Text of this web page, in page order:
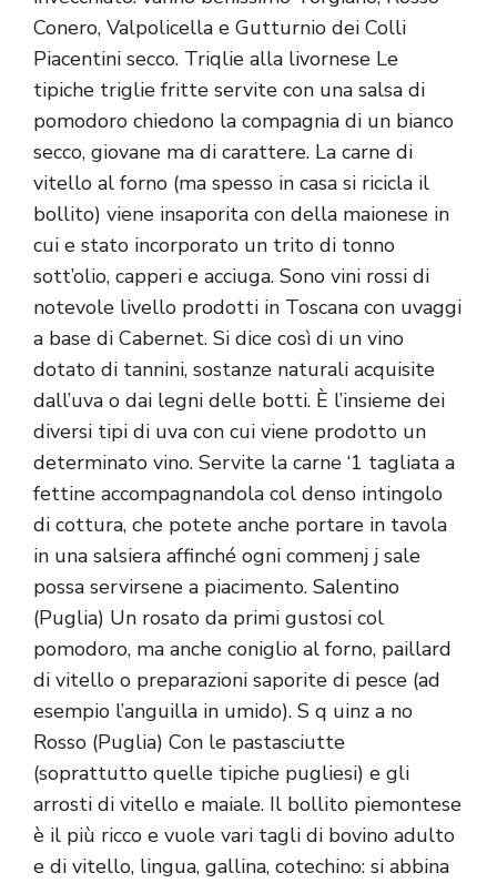
Conero, Valpolicella e Gutturnio dei Colli
Piacentini secco. Triqlie alla livornese Le
tipiche triglie fritte servite con una salsa di
pomodoro chiedono la compagnia di un bianco
secco, giovane ma di carattere. La carne di
vitello al forno (ma spesso in casa si ricicla il
bollito) viene insaporita con della maionese in
cui e stato incorporato un trito di tonno
sott’olio, capperi e acciuga. Sono vini rossi di
notevole livello prodotti in Toscana con uvaggi
a base di Cabernet. Si dice così di un vino
dotato di tannini, sostanze naturali acquisite
dall’uva o dai legni delle botti. È l’insieme dei
diversi tipi di uva con cui viene prodotto un
determinato vino. Servite la carne ‘1 tagliata a
fettine accompagnandola col denso intingolo
di cottura, che potete anche portare in tavola
in una salsiera affinché ogni commenj j sale
possa servirsene a piacimento. Salentino
(Puglia) Un rosato da primi gustosi col
pomodoro, ma anche coniglio al forno, paillard
di vitello o preparazioni saporite di pesce (ad
esempio l’anguilla in umido). S q uinz a no
Rosso (Puglia) Con le pastasciutte
(soprattutto quelle tipiche pugliesi) e gli
arrosti di vitello e maiale. Il bollito piemontese
è il più ricco e vuole vari tagli di bovino adulto
e di vitello, lingua, gallina, cotechino: si abbina